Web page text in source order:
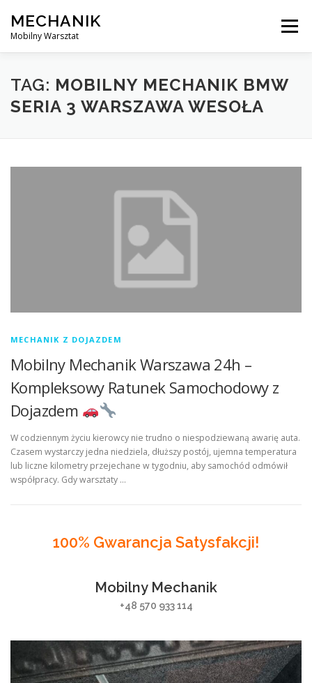
content
MECHANIK
Mobilny Warsztat
Menu
MOBILNY MECHANIK ELEKTRYK SAMOCHODOWY
TAG: MOBILNY MECHANIK BMW
SERIA 3 WARSZAWA WESOŁA
MECHANIK Z DOJAZDEM
Mobilny Mechanik Warszawa 24h –
Kompleksowy Ratunek Samochodowy z
Dojazdem
W codziennym życiu kierowcy nie trudno o niespodziewaną awarię auta.
Czasem wystarczy jedna niedziela, dłuższy postój, ujemna temperatura
lub liczne kilometry przejechane w tygodniu, aby samochód odmówił
współpracy. Gdy warsztaty …
100% Gwarancja Satysfakcji!
Mobilny Mechanik
+48 570 933 114